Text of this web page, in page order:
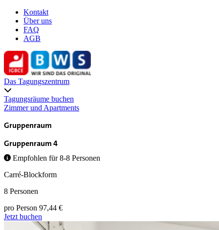
Kontakt
Über uns
FAQ
AGB
Das Tagungszentrum
Tagungsräume buchen
Zimmer und Apartments
Gruppenraum
Gruppenraum 4
Empfohlen für 8-8 Personen
Carré-Blockform
8 Personen
pro Person 97,44 €
Jetzt buchen